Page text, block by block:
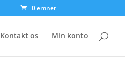
0 emner
Kontakt os Min konto